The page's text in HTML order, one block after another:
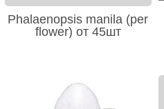
Phalaenopsis manila (per
flower) от 45шт